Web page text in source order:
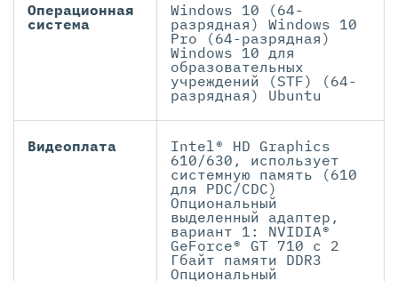
Операционная
система
Windows 10 (64-
разрядная) Windows 10
Pro (64-разрядная)
Windows 10 для
образовательных
учреждений (STF) (64-
разрядная) Ubuntu
Видеоплата
Intel® HD Graphics
610/630, использует
системную память (610
для PDC/CDC)
Опциональный
выделенный адаптер,
вариант 1: NVIDIA®
GeForce® GT 710 с 2
Гбайт памяти DDR3
Опциональный